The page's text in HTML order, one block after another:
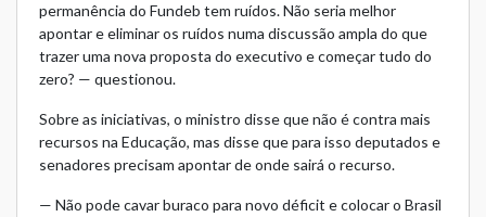
permanência do Fundeb tem ruídos. Não seria melhor
apontar e eliminar os ruídos numa discussão ampla do que
trazer uma nova proposta do executivo e começar tudo do
zero? — questionou.
Sobre as iniciativas, o ministro disse que não é contra mais
recursos na Educação, mas disse que para isso deputados e
senadores precisam apontar de onde sairá o recurso.
— Não pode cavar buraco para novo déficit e colocar o Brasil